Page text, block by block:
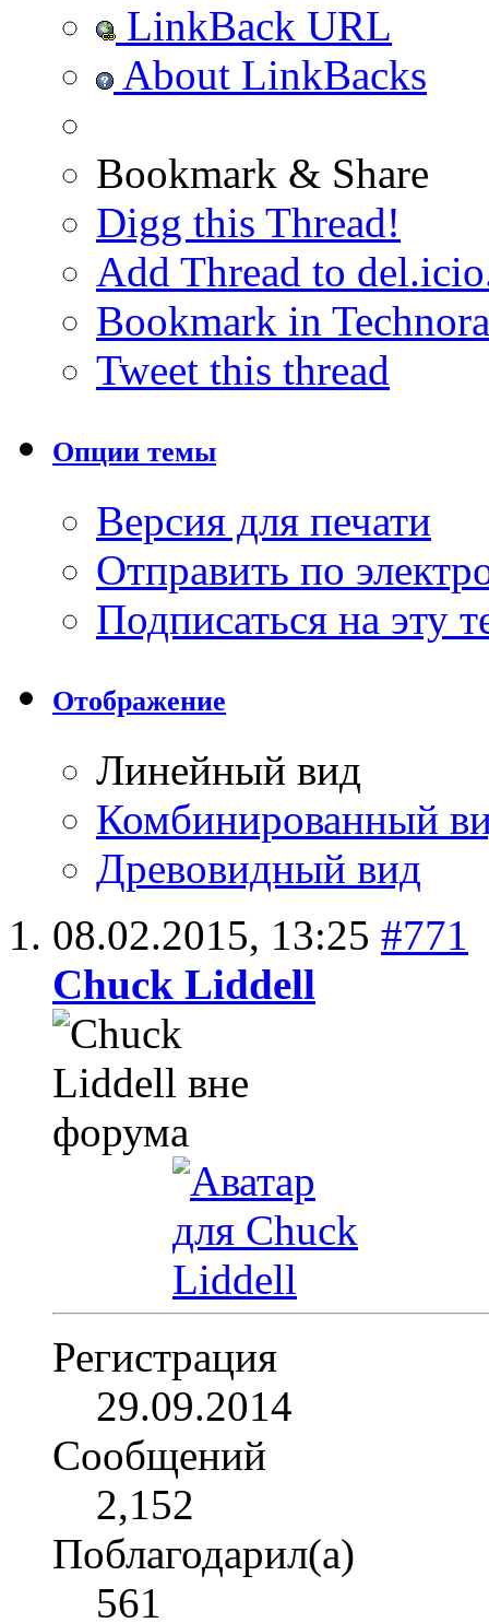
LinkBack URL
About LinkBacks
Bookmark & Share
Digg this Thread!
Add Thread to
Bookmark in
Tweet this thread
Опции темы
Версия для печати
Отправить по
Подписаться на эту
Отображение
Линейный вид
Комбинированный
Древовидный вид
08.02.2015, 13:25 #771
Chuck Liddell
Регистрация
29.09.2014
Сообщений
2,152
Поблагодарил(а)
561